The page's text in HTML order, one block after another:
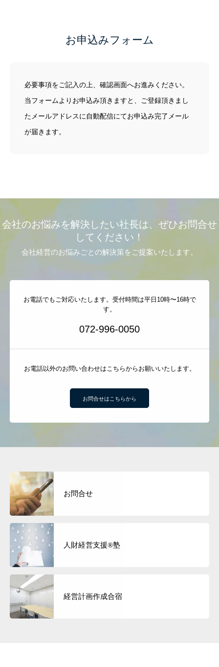
お申込みフォーム
必要事項をご記入の上、確認画面へお進みください。
当フォームよりお申込み頂きますと、ご登録頂きまし
たメールアドレスに自動配信にてお申込み完了メール
が届きます。
会社のお悩みを解決したい社長は、ぜひお問合せ
してください！
会社経営のお悩みごとの解決策をご提案いたします。
お電話でもご対応いたします。受付時間は平日10時〜16時で
す。
072-996-0050
お電話以外のお問い合わせはこちらからお願いいたします。
お問合せはこちらから
お問合せ
人財経営支援®︎塾
経営計画作成合宿